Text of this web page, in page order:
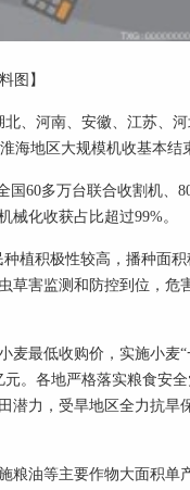
图】
、河南、安徽、江苏、
海地区大规模机收基本结
60多万台联合收割机、
化收获占比超过99%。
植积极性较高，播种面
草害监测和防控到位，危
麦最低收购价，实施小麦
。各地严格落实粮食安
潜力，受旱地区全力抗旱
粮油等主要作物大面积单